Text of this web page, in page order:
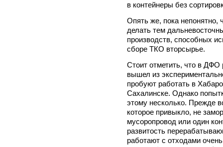
в контейнеры без
Опять же, пока непонятно,
делать тем
производств, способных
сборе ТКО вторсырье.
Стоит отметить, что в ДФО
вышел из
пробуют работать в
Сахалинске. Однако
этому несколько. Прежде
которое привыкло, не
мусоропровод или один
развитость
работают с отходами